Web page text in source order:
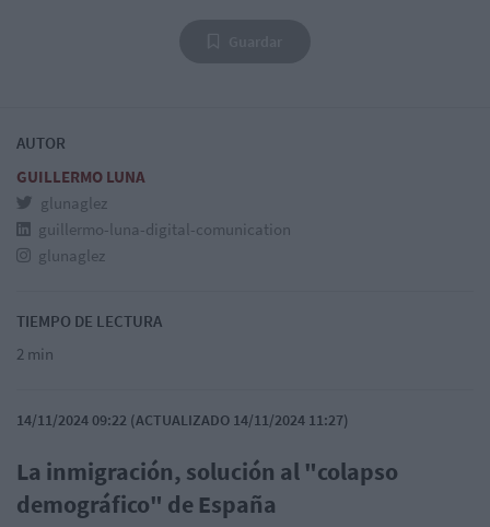
AUTOR
GUILLERMO LUNA
glunaglez
guillermo-luna-digital-comunication
glunaglez
TIEMPO DE LECTURA
2 min
14/11/2024 09:22 (ACTUALIZADO 14/11/2024 11:27)
La inmigración, solución al "colapso
demográfico" de España